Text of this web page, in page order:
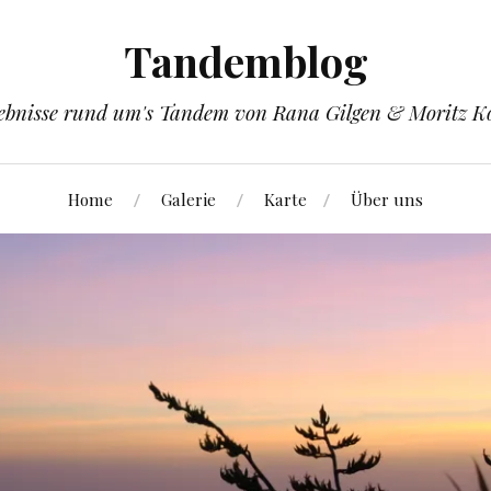
Tandemblog
rund um's Tandem von Rana Gilgen & Moritz
Home Galerie Karte Über uns